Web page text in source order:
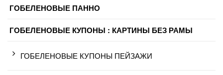
ГОБЕЛЕНОВЫЕ ПАННО
ГОБЕЛЕНОВЫЕ КУПОНЫ : КАРТИНЫ БЕЗ РАМЫ
ГОБЕЛЕНОВЫЕ КУПОНЫ ПЕЙЗАЖИ